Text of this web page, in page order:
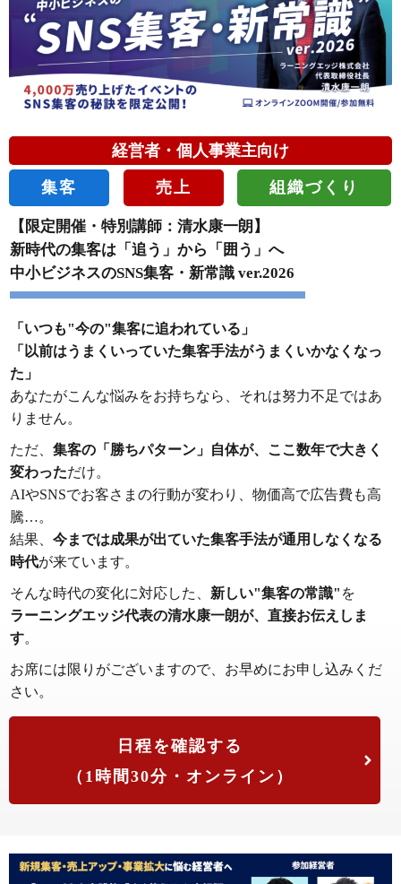
経営者・個人事業主向け
集客 売上 組織づくり
【限定開催・特別講師：清水康一朗】
新時代の集客は「追う」から「囲う」へ
中小ビジネスのSNS集客・新常識 ver.2026
「いつも"今の"集客に追われている」
「以前はうまくいっていた集客手法がうまくいかなくなっ
た」
あなたがこんな悩みをお持ちなら、それは努力不足ではあ
りません。
ただ、 集客の「勝ちパターン」自体が、ここ数年で大きく
変わっただけ。
AIやSNSでお客さまの行動が変わり、物価高で広告費も高
騰…。
結果、 今までは成果が出ていた集客手法が通用しなくなる
時代が来ています。
そんな時代の変化に対応した、 新しい"集客の常識" を
ラーニングエッジ代表の清水康一朗が、直接お伝えしま
す。
お席には限りがございますので、お早めにお申し込みくだ
さい。
日程を確認する
（1時間30分・オンライン）